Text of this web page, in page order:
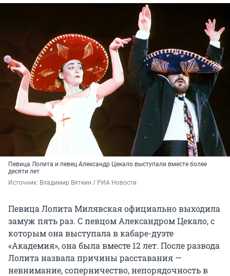
Певица Лолита и певец Александр Цекало выступали вместе более
десяти лет
Источник: Владимир Вяткин / РИА Новости
Певица Лолита Милявская официально выходила
замуж пять раз. С певцом Александром Цекало, с
которым она выступала в кабаре-дуэте
«Академия», она была вместе 12 лет. После развода
Лолита назвала причины расставания —
невнимание, соперничество, непорядочность в